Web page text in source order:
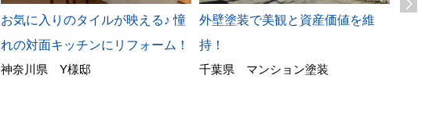
お気に入りのタイルが映える♪ 憧
れの対面キッチンにリフォーム！
神奈川県 Y様邸
外壁塗装で美観と資産価値を維
持！
千葉県 マンション塗装